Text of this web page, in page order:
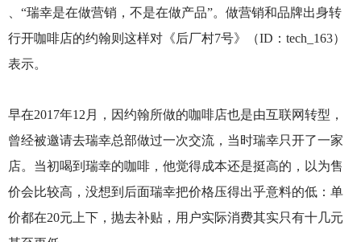
、“瑞幸是在做营销，不是在做产品”。做营销和品牌出身转
行开咖啡店的约翰则这样对《后厂村7号》（ID：tech_163）
表示。
早在2017年12月，因约翰所做的咖啡店也是由互联网转型，
曾经被邀请去瑞幸总部做过一次交流，当时瑞幸只开了一家
店。当初喝到瑞幸的咖啡，他觉得成本还是挺高的，以为售
价会比较高，没想到后面瑞幸把价格压得出乎意料的低：单
价都在20元上下，抛去补贴，用户实际消费其实只有十几元